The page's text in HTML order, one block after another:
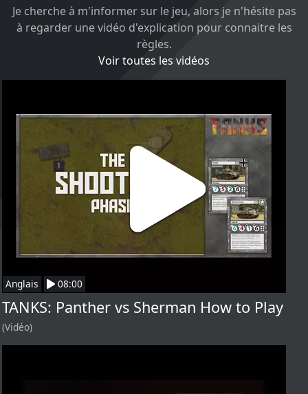
Je cherche à m'informer sur le jeu, alors je n'hésite pas
à regarder une vidéo d'explication pour connaitre les
règles.
Voir toutes les vidéos
Anglais 08:00
TANKS: Panther vs Sherman How to Play
(Vidéo)